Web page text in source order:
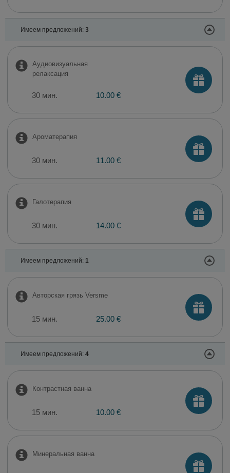
Имеем предложений: 3
Аудиовизуальная
релаксация
30 мин. 10.00 €
Ароматерапия
30 мин. 11.00 €
Галотерапия
30 мин. 14.00 €
Имеем предложений: 1
Авторская грязь Versme
15 мин. 25.00 €
Имеем предложений: 4
Контрастная ванна
15 мин. 10.00 €
Минеральная ванна